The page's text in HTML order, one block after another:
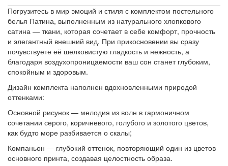
Погрузитесь в мир эмоций и стиля с комплектом постельного
белья Патина, выполненным из натурального хлопкового
сатина — ткани, которая сочетает в себе комфорт, прочность
и элегантный внешний вид. При прикосновении вы сразу
почувствуете её шелковистую гладкость и нежность, а
благодаря воздухопроницаемости ваш сон станет глубоким,
спокойным и здоровым.
Дизайн комплекта наполнен вдохновленными природой
оттенками:
Основной рисунок — мелодия из волн в гармоничном
сочетании серого, коричневого, голубого и золотого цветов,
как будто море разбивается о скалы;
Компаньон — глубокий оттенок, повторяющий один из цветов
основного принта, создавая целостность образа.